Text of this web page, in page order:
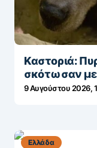
Καστοριά:
σκότωσαν
9 Αυγούστου 2026,
Ελλάδα